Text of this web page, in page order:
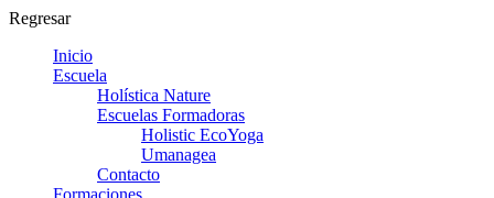
Regresar
Inicio
Escuela
Holística Nature
Escuelas Formadoras
Holistic EcoYoga
Umanagea
Contacto
Formaciones